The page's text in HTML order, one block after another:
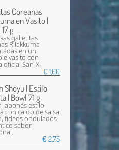
Coreanas
en Vasito |
g
galletitas
Rilakkuma
en un
vasito con
oficial San-X.
€ 1,00
Shoyu | Estilo
| Bowl 71 g
japonés estilo
con caldo de salsa
fideos ondulados
sabor
€ 2,75